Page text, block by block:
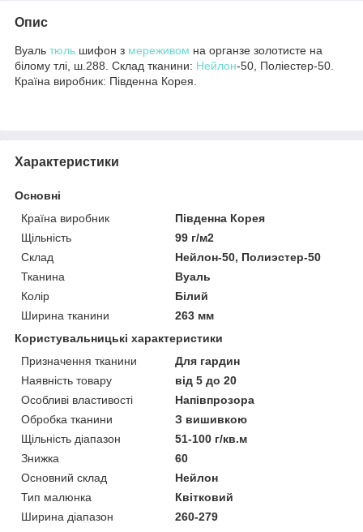
Опис
Вуаль тюль шифон з мереживом на органзе золотисте на
білому тлі, ш.288. Склад тканини: Нейлон-50, Поліестер-50.
Країна виробник: Південна Корея.
Характеристики
Основні
Країна виробник
Південна Корея
Щільність
99 г/м2
Склад
Нейлон-50, Полиэстер-50
Тканина
Вуаль
Колір
Білий
Ширина тканини
263 мм
Користувальницькі характеристики
Призначення тканини
Для гардин
Наявність товару
від 5 до 20
Особливі властивості
Напівпрозора
Обробка тканини
З вишивкою
Щільність діапазон
51-100 г/кв.м
Знижка
60
Основний склад
Нейлон
Тип малюнка
Квітковий
Ширина діапазон
260-279